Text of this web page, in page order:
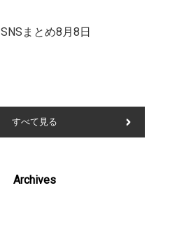
SNSまとめ8月8日
すべて見る
Archives